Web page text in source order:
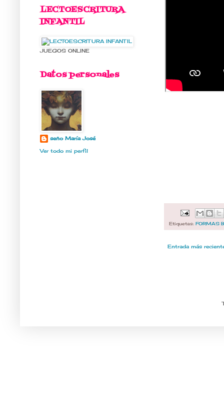
Etiquetas: FORMAS
Entrada más
LECTOESCRITURA
INFANTIL
JUEGOS ONLINE
Datos personales
seño María José
Ver todo mi perfil